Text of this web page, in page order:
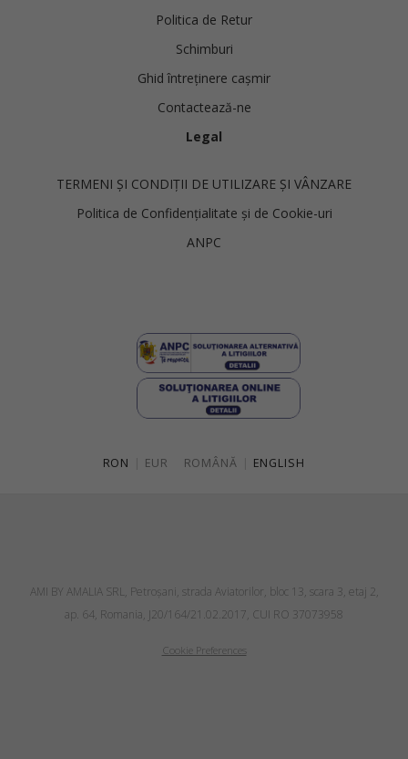
Politica de Retur
Schimburi
Ghid întreținere cașmir
Contactează-ne
Legal
TERMENI ȘI CONDIȚII DE UTILIZARE ȘI VÂNZARE
Politica de Confidențialitate și de Cookie-uri
ANPC
RON EUR ROMÂNĂ ENGLISH
AMI BY AMALIA SRL, Petroşani, strada Aviatorilor, bloc 13, scara 3, etaj 2,
ap. 64, Romania, J20/164/21.02.2017, CUI RO 37073958
Cookie Preferences